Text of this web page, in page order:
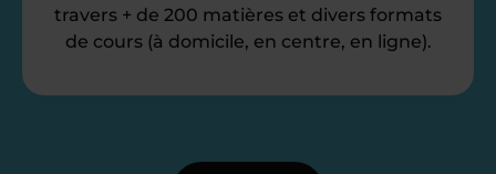
travers + de 200 matières et divers formats
de cours (à domicile, en centre, en ligne).